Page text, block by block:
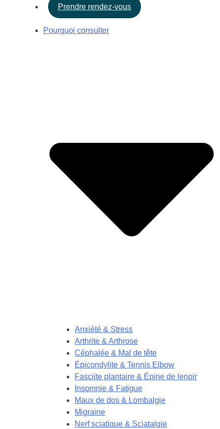
Prendre rendez-vous
Pourquoi consulter
Anxiété & Stress
Arthrite & Arthrose
Céphalée & Mal de tête
Épicondylite & Tennis Elbow
Fasciite plantaire & Épine de lenoir
Insomnie & Fatigue
Maux de dos & Lombalgie
Migraine
Nerf sciatique & Sciatalgie